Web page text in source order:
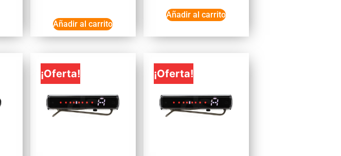
Añadir al carrito
Añadir al carrito
¡Oferta! ¡Oferta!